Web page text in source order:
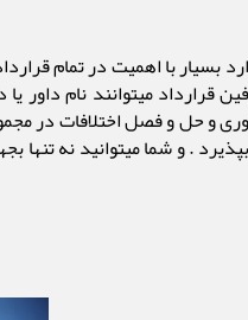
بسیار با اهمیت در تمام
قرارداد میتوانند نام داور
و حل و فصل اختلافات در
. و شما میتوانید نه